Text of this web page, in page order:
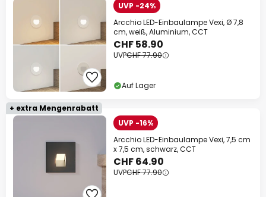
UVP -24%
Arcchio LED-Einbaulampe Vexi, Ø 7,8
cm, weiß, Aluminium, CCT
CHF 58.90
UVPCHF 77.90
Auf Lager
+ extra Mengenrabatt
UVP -16%
Arcchio LED-Einbaulampe Vexi, 7,5 cm
x 7,5 cm, schwarz, CCT
CHF 64.90
UVPCHF 77.90